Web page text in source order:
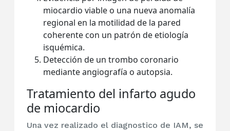
miocardio viable o una nueva anomalía
regional en la motilidad de la pared
coherente con un patrón de etiología
isquémica.
Detección de un trombo coronario
mediante angiografía o autopsia.
Tratamiento del infarto agudo
de miocardio
Una vez realizado el diagnostico de IAM, se